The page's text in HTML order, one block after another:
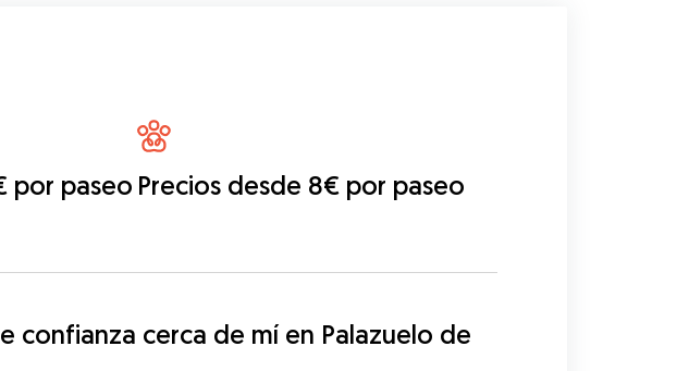
por paseo Precios desde 8€ por paseo
confianza cerca de mí en Palazuelo de